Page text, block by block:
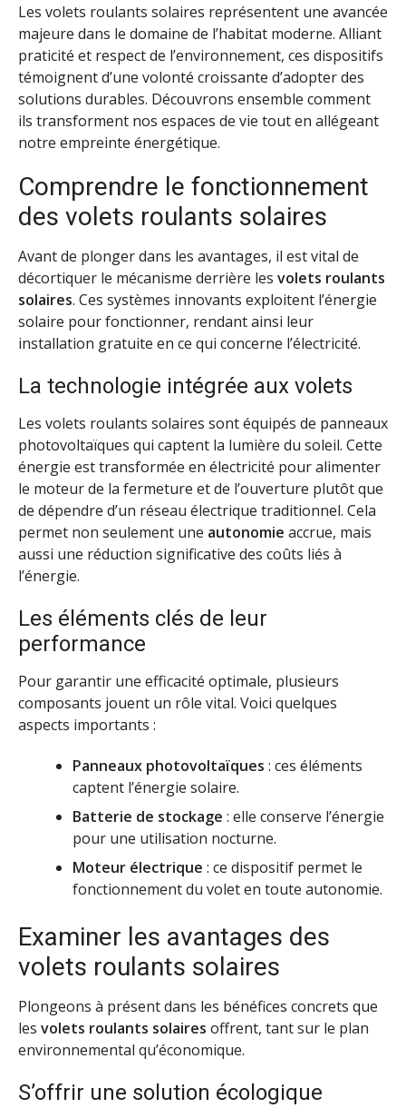
Les volets roulants solaires représentent une avancée
majeure dans le domaine de l’habitat moderne. Alliant
praticité et respect de l’environnement, ces dispositifs
témoignent d’une volonté croissante d’adopter des
solutions durables. Découvrons ensemble comment
ils transforment nos espaces de vie tout en allégeant
notre empreinte énergétique.
Comprendre le fonctionnement
des volets roulants solaires
Avant de plonger dans les avantages, il est vital de
décortiquer le mécanisme derrière les volets roulants
solaires. Ces systèmes innovants exploitent l’énergie
solaire pour fonctionner, rendant ainsi leur
installation gratuite en ce qui concerne l’électricité.
La technologie intégrée aux volets
Les volets roulants solaires sont équipés de panneaux
photovoltaïques qui captent la lumière du soleil. Cette
énergie est transformée en électricité pour alimenter
le moteur de la fermeture et de l’ouverture plutôt que
de dépendre d’un réseau électrique traditionnel. Cela
permet non seulement une autonomie accrue, mais
aussi une réduction significative des coûts liés à
l’énergie.
Les éléments clés de leur
performance
Pour garantir une efficacité optimale, plusieurs
composants jouent un rôle vital. Voici quelques
aspects importants :
Panneaux photovoltaïques : ces éléments
captent l’énergie solaire.
Batterie de stockage : elle conserve l’énergie
pour une utilisation nocturne.
Moteur électrique : ce dispositif permet le
fonctionnement du volet en toute autonomie.
Examiner les avantages des
volets roulants solaires
Plongeons à présent dans les bénéfices concrets que
les volets roulants solaires offrent, tant sur le plan
environnemental qu’économique.
S’offrir une solution écologique